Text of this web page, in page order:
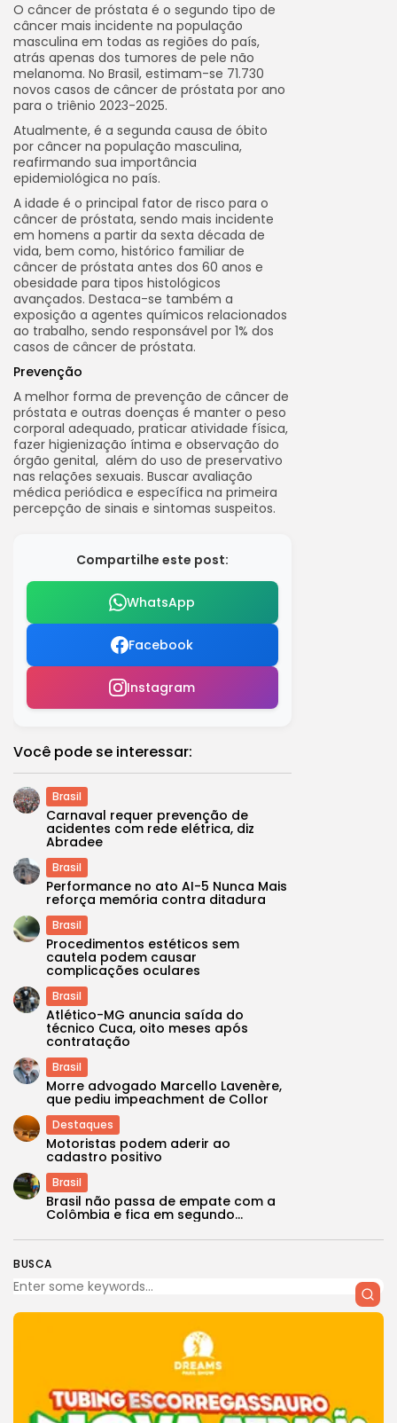
BUSCA
O câncer de próstata é o segundo tipo de
câncer mais incidente na população
masculina em todas as regiões do país,
atrás apenas dos tumores de pele não
melanoma. No Brasil, estimam-se 71.730
novos casos de câncer de próstata por ano
para o triênio 2023-2025.
Atualmente, é a segunda causa de óbito
por câncer na população masculina,
reafirmando sua importância
epidemiológica no país.
A idade é o principal fator de risco para o
câncer de próstata, sendo mais incidente
em homens a partir da sexta década de
vida, bem como, histórico familiar de
câncer de próstata antes dos 60 anos e
obesidade para tipos histológicos
avançados. Destaca-se também a
exposição a agentes químicos relacionados
ao trabalho, sendo responsável por 1% dos
casos de câncer de próstata.
Prevenção
A melhor forma de prevenção de câncer de
próstata e outras doenças é manter o peso
corporal adequado, praticar atividade física,
fazer higienização íntima e observação do
órgão genital, além do uso de preservativo
nas relações sexuais. Buscar avaliação
médica periódica e específica na primeira
percepção de sinais e sintomas suspeitos.
Compartilhe este post:
WhatsApp
Facebook
Instagram
Você pode se interessar:
Brasil
Carnaval requer prevenção de
acidentes com rede elétrica, diz
Abradee
Brasil
Performance no ato AI-5 Nunca Mais
reforça memória contra ditadura
Brasil
Procedimentos estéticos sem
cautela podem causar
complicações oculares
Brasil
Atlético-MG anuncia saída do
técnico Cuca, oito meses após
contratação
Brasil
Morre advogado Marcello Lavenère,
que pediu impeachment de Collor
Destaques
Motoristas podem aderir ao
cadastro positivo
Brasil
Brasil não passa de empate com a
Colômbia e fica em segundo...